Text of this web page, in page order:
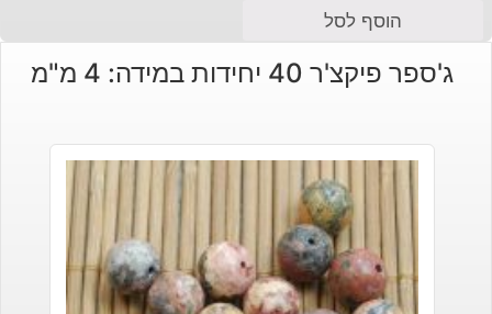
המקורי
היה:
הנוכחי
הוא:
הוסף לסל
ג'ספר פיקצ'ר 40 יחידות במידה: 4 מ"מ